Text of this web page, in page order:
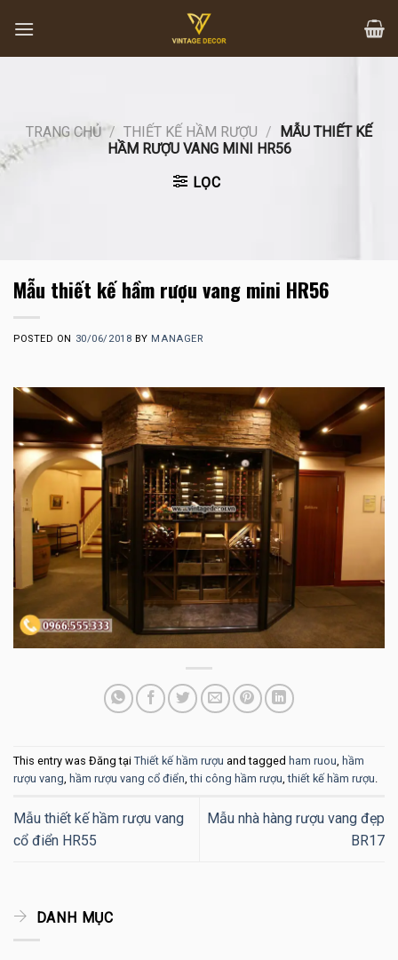
content
TRANG CHỦ / THIẾT KẾ HẦM RƯỢU / MẪU THIẾT KẾ
HẦM RƯỢU VANG MINI HR56
LỌC
Mẫu thiết kế hầm rượu vang mini HR56
POSTED ON 30/06/2018 BY MANAGER
This entry was Đăng tại Thiết kế hầm rượu and tagged ham ruou, hầm
rượu vang, hầm rượu vang cổ điển,thi công hầm rượu,thiết kế hầm rượu.
Mẫu thiết kế hầm rượu vang
cổ điển HR55
Mẫu nhà hàng rượu vang đẹp
BR17
DANH MỤC